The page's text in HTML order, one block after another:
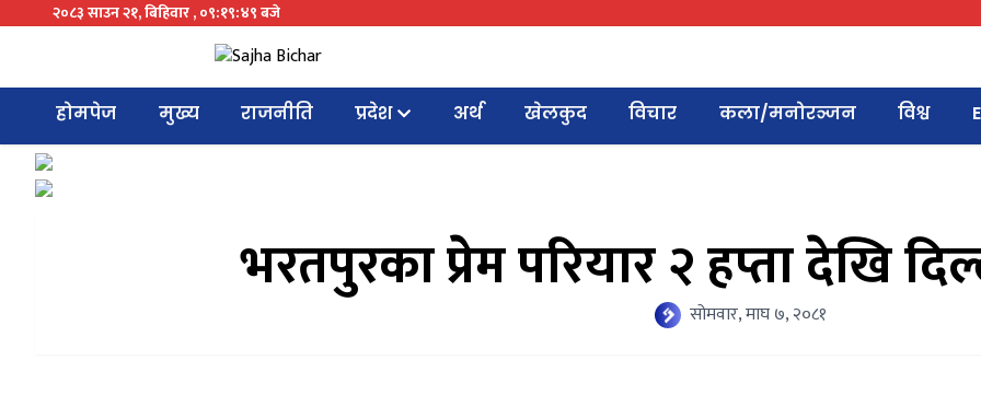
२०८३ साउन २१, बिहिवार , ०९:१९:४९ बजे
होमपेज मुख्य राजनीति प्रदेश अर्थ खेलकुद विचार कला/मनोरञ्जन विश्व
भरतपुरका प्रेम परियार २ हप्ता देखि
सोमवार, माघ ७, २०८१